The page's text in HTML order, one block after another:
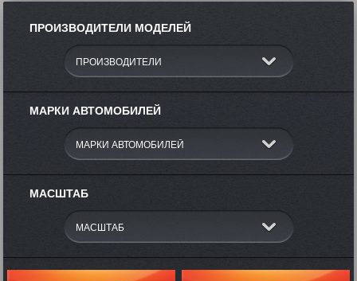
ПРОИЗВОДИТЕЛИ МОДЕЛЕЙ
МАРКИ АВТОМОБИЛЕЙ
МАСШТАБ